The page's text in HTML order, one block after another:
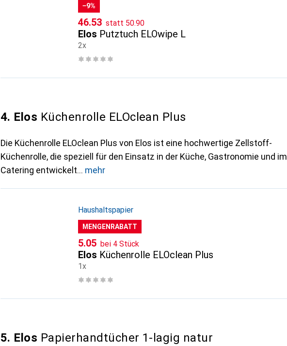
−9%
CHF
46.53 statt CHF
50.90
Elos Putztuch ELOwipe L
2x
4. Elos Küchenrolle ELOclean Plus
Die Küchenrolle ELOclean Plus von Elos ist eine hochwertige Zellstoff-
Küchenrolle, die speziell für den Einsatz in der Küche, Gastronomie und im
Catering entwickelt
mehr
Haushaltspapier
MENGENRABATT
CHF
5.05 bei 4 Stück
Elos Küchenrolle ELOclean Plus
1x
5. Elos Papierhandtücher 1-lagig natur